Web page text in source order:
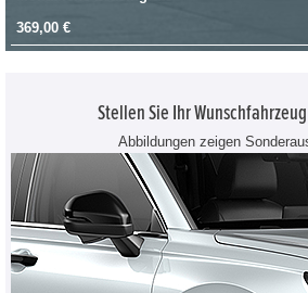
369,00 €
Stellen Sie Ihr
Abbildungen zeigen